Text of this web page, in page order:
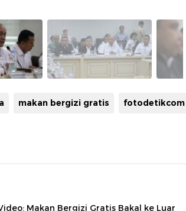
makan bergizi gratis fotodetikcom
Makan Bergizi Gratis Bakal ke Luar